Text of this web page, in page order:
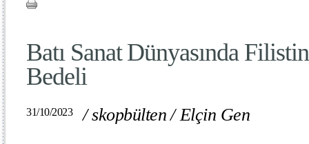
Batı Sanat Dünyasında
Bedeli
31/10/2023 /skopbülten /Elçin Gen